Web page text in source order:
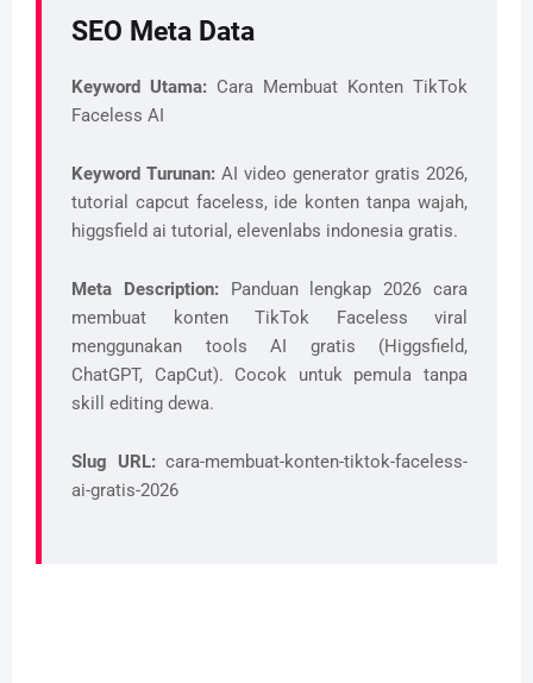
SEO Meta Data
Keyword Utama: Cara Membuat Konten TikTok
Faceless AI
Keyword Turunan: AI video generator gratis 2026,
tutorial capcut faceless, ide konten tanpa wajah,
higgsfield ai tutorial, elevenlabs indonesia gratis.
Meta Description:Panduan lengkap 2026 cara
membuat konten TikTok Faceless viral
menggunakan tools AI gratis (Higgsfield,
ChatGPT, CapCut). Cocok untuk pemula tanpa
skill editing dewa.
Slug URL:cara-membuat-konten-tiktok-faceless-
ai-gratis-2026